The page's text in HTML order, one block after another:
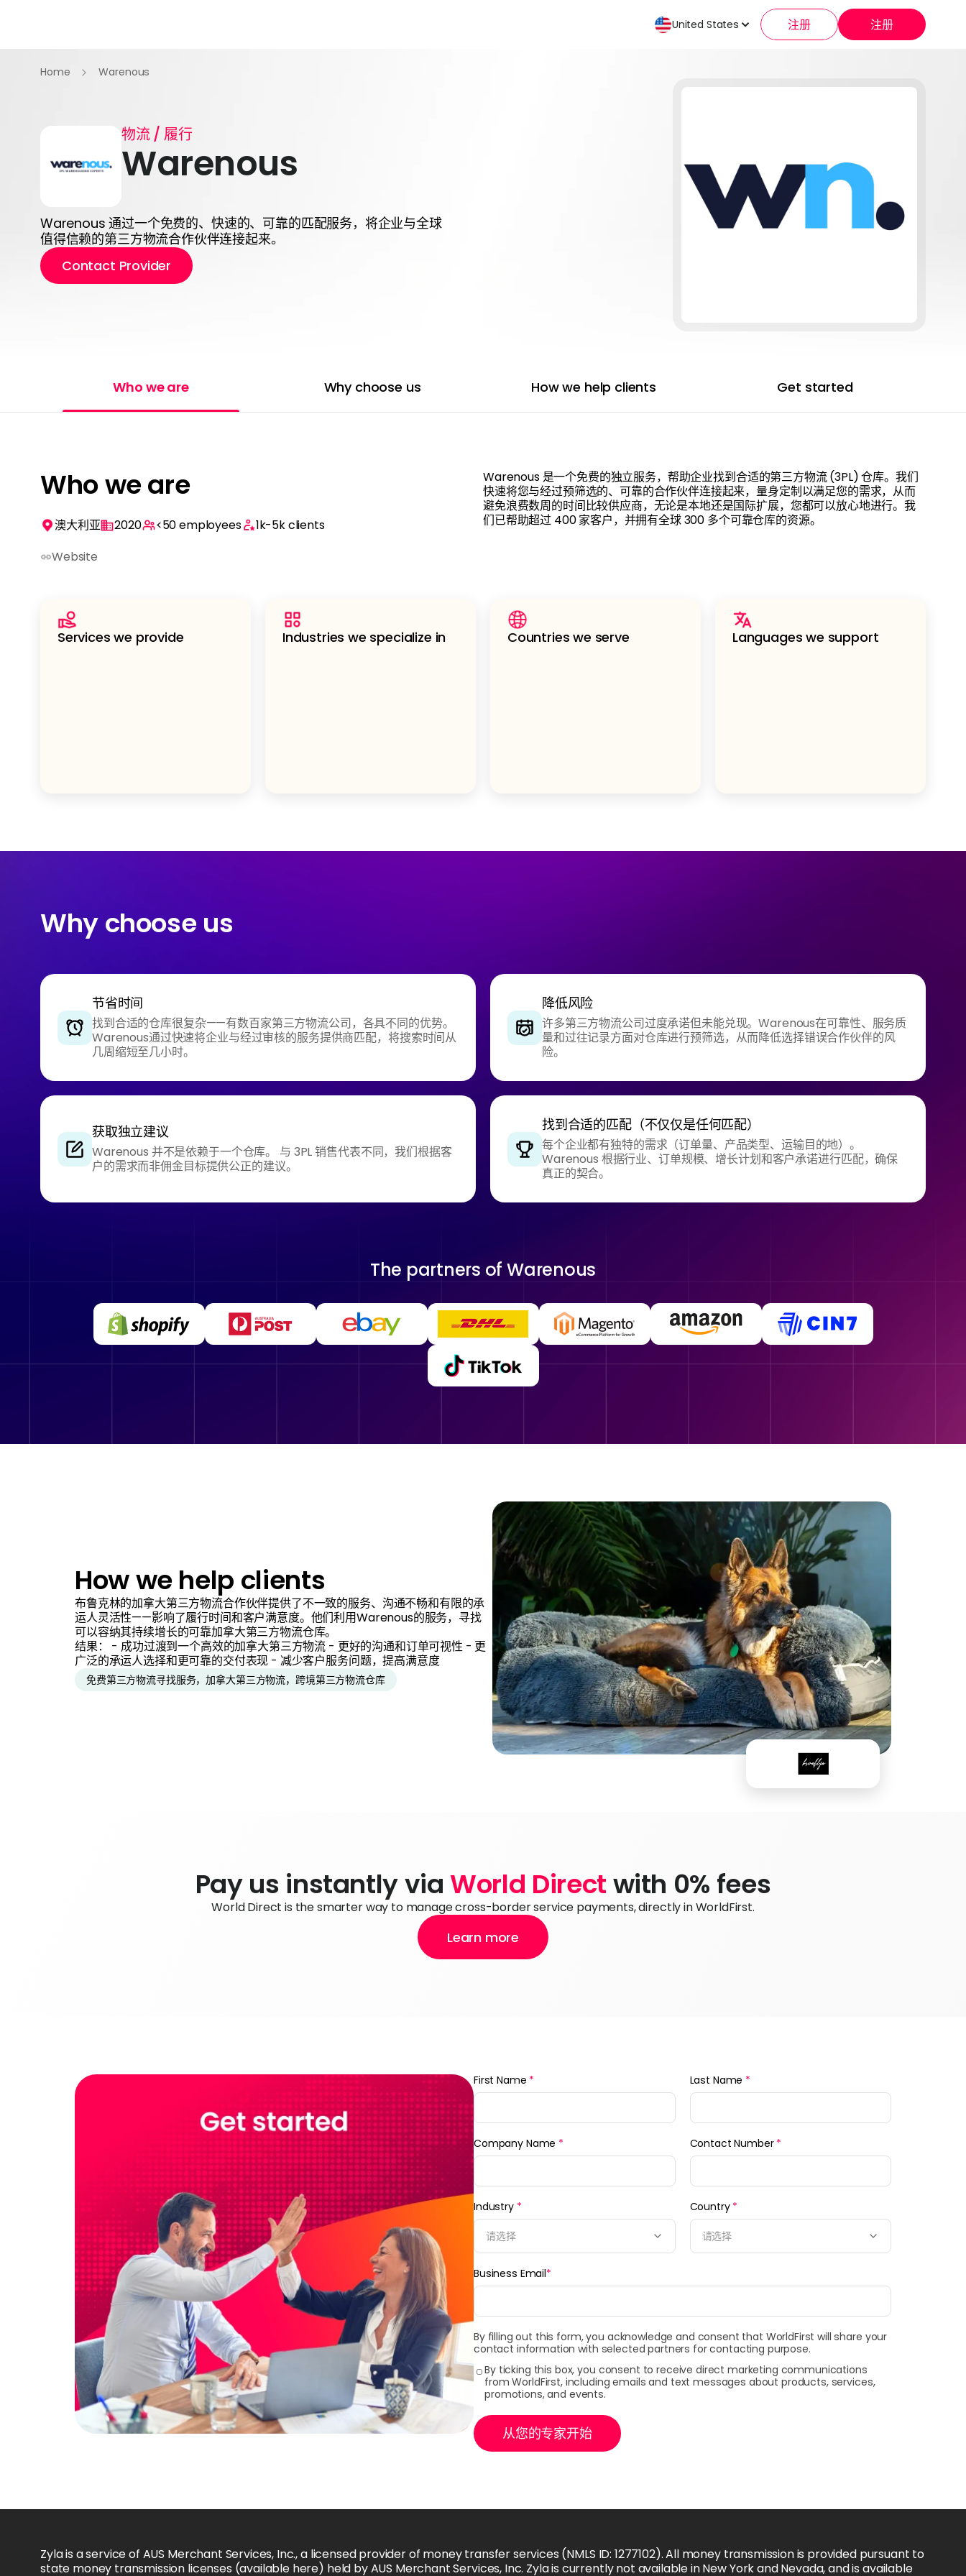
United States 注册 注册
Home Warenous
物流 / 履行
Warenous
Warenous 通过一个免费的、快速的、可靠的匹配服务，将企业与全球
值得信赖的第三方物流合作伙伴连接起来。
Contact Provider
Who we are Why choose us How we help clients Get started
Who we are
澳大利亚 2020 <50employees 1k-5kclients
Website
Warenous 是一个免费的独立服务，帮助企业找到合适的第三方物流 (3PL) 仓库。我们
快速将您与经过预筛选的、可靠的合作伙伴连接起来，量身定制以满足您的需求，从而
避免浪费数周的时间比较供应商，无论是本地还是国际扩展，您都可以放心地进行。我
们已帮助超过 400 家客户，并拥有全球 300 多个可靠仓库的资源。
Services we provide Industries we specialize in Countries we serve Languages we support
Why choose us
节省时间
找到合适的仓库很复杂——有数百家第三方物流公司，各具不同的优势。
Warenous通过快速将企业与经过审核的服务提供商匹配，将搜索时间从
几周缩短至几小时。
降低风险
许多第三方物流公司过度承诺但未能兑现。Warenous在可靠性、服务质
量和过往记录方面对仓库进行预筛选，从而降低选择错误合作伙伴的风
险。
获取独立建议
Warenous 并不是依赖于一个仓库。 与 3PL 销售代表不同，我们根据客
户的需求而非佣金目标提供公正的建议。
找到合适的匹配（不仅仅是任何匹配）
每个企业都有独特的需求（订单量、产品类型、运输目的地）。
Warenous 根据行业、订单规模、增长计划和客户承诺进行匹配，确保
真正的契合。
The partners ofWarenous
How we help clients
布鲁克林的加拿大第三方物流合作伙伴提供了不一致的服务、沟通不畅和有限的承
运人灵活性——影响了履行时间和客户满意度。他们利用Warenous的服务，寻找
可以容纳其持续增长的可靠加拿大第三方物流仓库。
结果： - 成功过渡到一个高效的加拿大第三方物流 - 更好的沟通和订单可视性 - 更
广泛的承运人选择和更可靠的交付表现 - 减少客户服务问题，提高满意度
免费第三方物流寻找服务，加拿大第三方物流，跨境第三方物流仓库
Pay us instantly via World Direct with 0% fees
World Direct is the smarter way to manage cross-border service payments, directly in WorldFirst.
Learn more
First Name * Last Name *
Company Name * Contact Number *
Industry *
请选择
Country *
请选择
Business Email*
By filling out this form, you acknowledge and consent that WorldFirst will share your
contact information with selected partners for contacting purpose.
By ticking this box, you consent to receive direct marketing communications
from WorldFirst, including emails and text messages about products, services,
promotions, and events.
从您的专家开始
Zyla is a service of AUS Merchant Services, Inc., a licensed provider of money transfer services (NMLS ID: 1277102). All money transmission is provided pursuant to
state money transmission licenses (available here) held by AUS Merchant Services, Inc. Zyla is currently not available in New York and Nevada, and is available